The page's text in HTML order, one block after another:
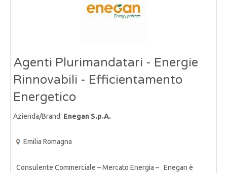
Agenti Plurimandatari - Energie
Rinnovabili - Efficientamento
Energetico
Azienda/Brand: Enegan S.p.A.
Emilia Romagna
Consulente Commerciale – Mercato Energia – Enegan è